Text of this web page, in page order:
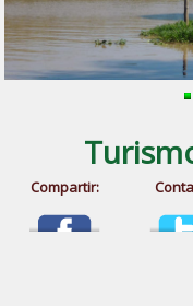
Compartir: